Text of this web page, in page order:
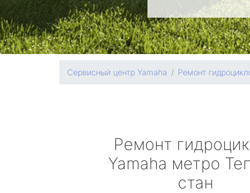
Сервисный центр Yamaha Ремонт
Ремонт
Yamaha метро
стан